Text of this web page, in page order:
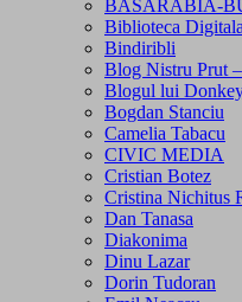
BASARABIA-
Biblioteca
Bindiribli
Blog Nistru Prut
Blogul lui
Bogdan Stanciu
Camelia Tabacu
CIVIC MEDIA
Cristian Botez
Cristina Nichitus
Dan Tanasa
Diakonima
Dinu Lazar
Dorin Tudoran